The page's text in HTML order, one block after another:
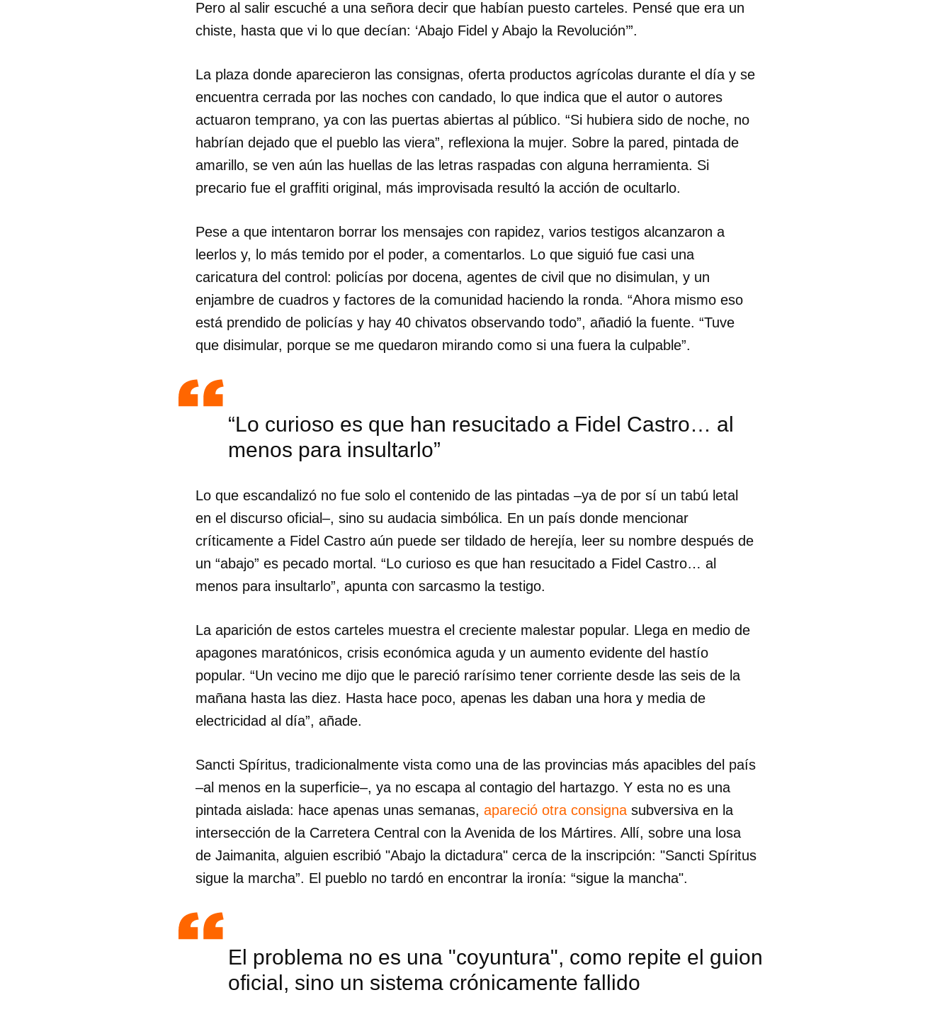
Guardar como favorito
Para poder guardar como favorito, primero has de iniciar sesión con tu
INICIAR SESIÓN CANCELAR
Pero al salir escuché a una señora decir que habían puesto carteles. Pensé que era un
chiste, hasta que vi lo que decían: ‘Abajo Fidel y Abajo la Revolución’”.
La plaza donde aparecieron las consignas, oferta productos agrícolas durante el día y se
encuentra cerrada por las noches con candado, lo que indica que el autor o autores
actuaron temprano, ya con las puertas abiertas al público. “Si hubiera sido de noche, no
habrían dejado que el pueblo las viera”, reflexiona la mujer. Sobre la pared, pintada de
amarillo, se ven aún las huellas de las letras raspadas con alguna herramienta. Si
precario fue el graffiti original, más improvisada resultó la acción de ocultarlo.
Pese a que intentaron borrar los mensajes con rapidez, varios testigos alcanzaron a
leerlos y, lo más temido por el poder, a comentarlos. Lo que siguió fue casi una
caricatura del control: policías por docena, agentes de civil que no disimulan, y un
enjambre de cuadros y factores de la comunidad haciendo la ronda. “Ahora mismo eso
está prendido de policías y hay 40 chivatos observando todo”, añadió la fuente. “Tuve
que disimular, porque se me quedaron mirando como si una fuera la culpable”.
“Lo curioso es que han resucitado a Fidel Castro… al
menos para insultarlo”
Lo que escandalizó no fue solo el contenido de las pintadas –ya de por sí un tabú letal
en el discurso oficial–, sino su audacia simbólica. En un país donde mencionar
críticamente a Fidel Castro aún puede ser tildado de herejía, leer su nombre después de
un “abajo” es pecado mortal. “Lo curioso es que han resucitado a Fidel Castro… al
menos para insultarlo”, apunta con sarcasmo la testigo.
La aparición de estos carteles muestra el creciente malestar popular. Llega en medio de
apagones maratónicos, crisis económica aguda y un aumento evidente del hastío
popular. “Un vecino me dijo que le pareció rarísimo tener corriente desde las seis de la
mañana hasta las diez. Hasta hace poco, apenas les daban una hora y media de
electricidad al día”, añade.
Sancti Spíritus, tradicionalmente vista como una de las provincias más apacibles del país
–al menos en la superficie–, ya no escapa al contagio del hartazgo. Y esta no es una
pintada aislada: hace apenas unas semanas, apareció otra consignasubversiva en la
intersección de la Carretera Central con la Avenida de los Mártires. Allí, sobre una losa
de Jaimanita, alguien escribió "Abajo la dictadura" cerca de la inscripción: "Sancti Spíritus
sigue la marcha”. El pueblo no tardó en encontrar la ironía: “sigue la mancha".
El problema no es una "coyuntura", como repite el guion
oficial, sino un sistema crónicamente fallido